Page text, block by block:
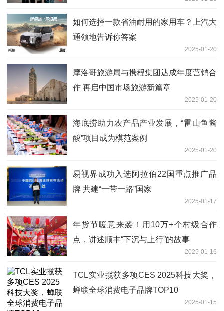
如何选择一款省油耐用的家用车？上汽大
通领地告诉你答案
2025-01-20
摩洛哥旅游局与携程集团达成年度营销合
作 再启中国市场旅游新篇章
2025-01-20
海底捞助力农产品产业发展，“雷山鱼酱
酸”项目成为模范案例
2025-01-20
易视界成功入选阿拉伯22国重点推广品
牌 共建“一带一路”国家
2025-01-17
年货节暖意来袭！用10万+个村级合作
点，讲述顺丰“下沉与上行”的故事
2025-01-16
TCL实业揽获多项CES 2025科技大奖，
蝉联全球消费电子品牌TOP10
2025-01-15